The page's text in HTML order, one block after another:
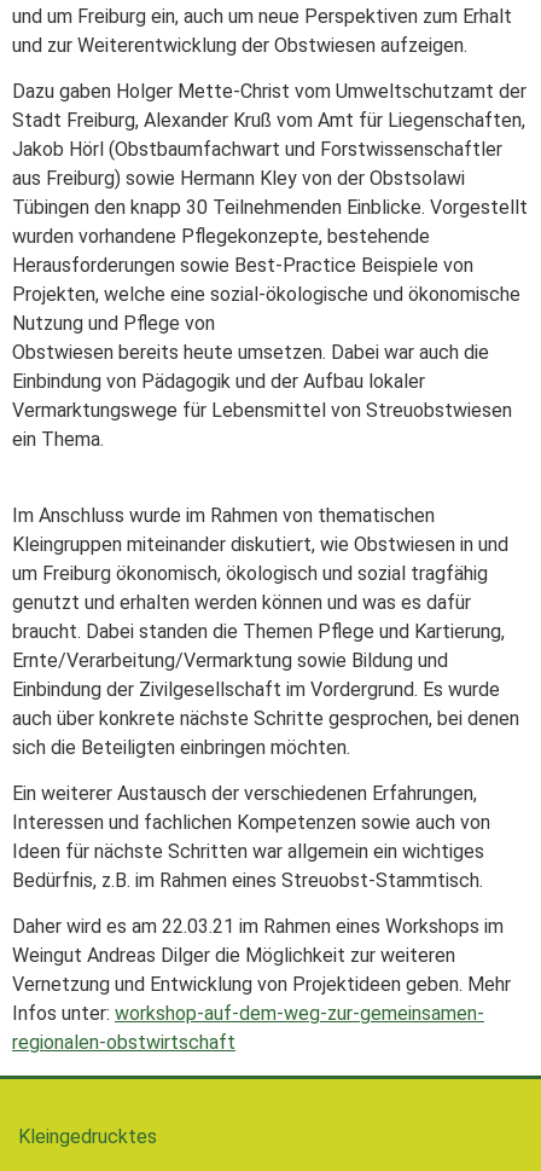
und um Freiburg ein, auch um neue Perspektiven zum Erhalt
und zur Weiterentwicklung der Obstwiesen aufzeigen.
Dazu gaben Holger Mette-Christ vom Umweltschutzamt der
Stadt Freiburg, Alexander Kruß vom Amt für Liegenschaften,
Jakob Hörl (Obstbaumfachwart und Forstwissenschaftler
aus Freiburg) sowie Hermann Kley von der Obstsolawi
Tübingen den knapp 30 Teilnehmenden Einblicke. Vorgestellt
wurden vorhandene Pflegekonzepte, bestehende
Herausforderungen sowie Best-Practice Beispiele von
Projekten, welche eine sozial-ökologische und ökonomische
Nutzung und Pflege von
Obstwiesen bereits heute umsetzen. Dabei war auch die
Einbindung von Pädagogik und der Aufbau lokaler
Vermarktungswege für Lebensmittel von Streuobstwiesen
ein Thema.
Im Anschluss wurde im Rahmen von thematischen
Kleingruppen miteinander diskutiert, wie Obstwiesen in und
um Freiburg ökonomisch, ökologisch und sozial tragfähig
genutzt und erhalten werden können und was es dafür
braucht. Dabei standen die Themen Pflege und Kartierung,
Ernte/Verarbeitung/Vermarktung sowie Bildung und
Einbindung der Zivilgesellschaft im Vordergrund. Es wurde
auch über konkrete nächste Schritte gesprochen, bei denen
sich die Beteiligten einbringen möchten.
Ein weiterer Austausch der verschiedenen Erfahrungen,
Interessen und fachlichen Kompetenzen sowie auch von
Ideen für nächste Schritten war allgemein ein wichtiges
Bedürfnis, z.B. im Rahmen eines Streuobst-Stammtisch.
Daher wird es am 22.03.21 im Rahmen eines Workshops im
Weingut Andreas Dilger die Möglichkeit zur weiteren
Vernetzung und Entwicklung von Projektideen geben. Mehr
Infos unter: workshop-auf-dem-weg-zur-gemeinsamen-
regionalen-obstwirtschaft
Kleingedrucktes